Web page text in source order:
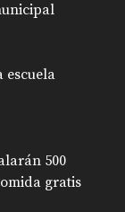
escuela
500
gratis